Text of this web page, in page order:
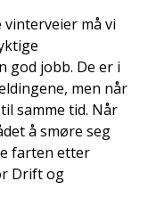
vinterveier må vi
god jobb. De er i
men når
samme tid. Når
å smøre seg
farten etter
Drift og